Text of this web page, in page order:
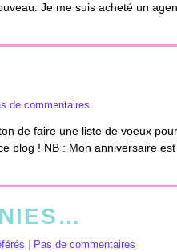
Je me suis acheté un
de commentaires
de faire une liste de voeux
blog ! NB : Mon anniversaire
Pas de commentaires